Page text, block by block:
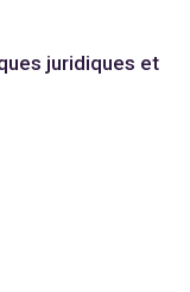
juridiques et